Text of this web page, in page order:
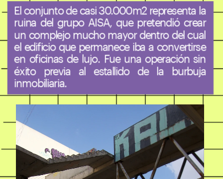
El conjunto de casi 30.000m2 representa la
ruina del grupo AISA, que pretendió crear
un complejo mucho mayor dentro del cual
el edificio que permanece iba a convertirse
en oficinas de lujo. Fue una operación sin
éxito previa al estallido de la burbuja
inmobiliaria.